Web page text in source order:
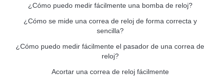
¿Cómo puedo medir fácilmente una bomba de reloj?
¿Cómo se mide una correa de reloj de forma correcta y
sencilla?
¿Cómo puedo medir fácilmente el pasador de una correa de
reloj?
Acortar una correa de reloj fácilmente